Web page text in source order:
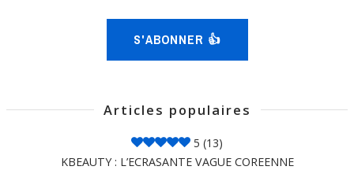
S'ABONNER 👍
Articles populaires
5 (13)
KBEAUTY : L’ECRASANTE VAGUE COREENNE